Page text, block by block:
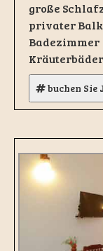
große
privater
Kräuterbäder
buchen Sie